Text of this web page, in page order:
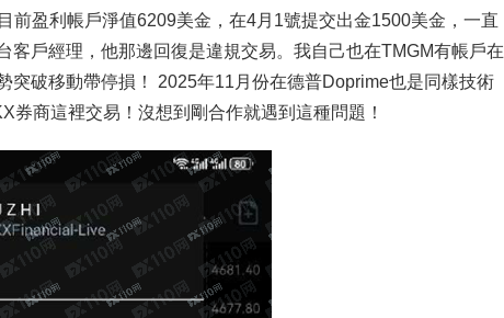
前盈利帳戶淨值6209美金，在4月1號提交出金1500美金，一直
戶經理，他那邊回復是違規交易。我自己也在TMGM有帳戶在
突破移動帶停損！ 2025年11月份在德普Doprime也是同樣技術
商這裡交易！沒想到剛合作就遇到這種問題！